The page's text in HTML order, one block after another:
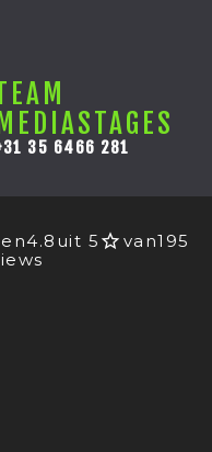
MEDIASTAGES
35 6466 281
4.8 uit 5 van195